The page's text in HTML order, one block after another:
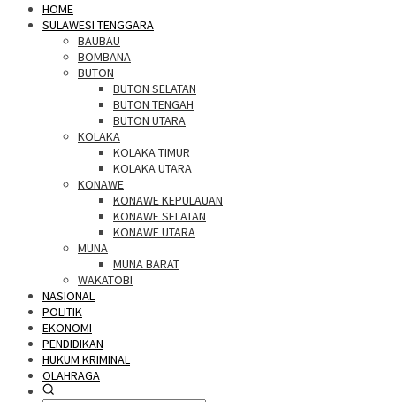
HOME
SULAWESI TENGGARA
BAUBAU
BOMBANA
BUTON
BUTON SELATAN
BUTON TENGAH
BUTON UTARA
KOLAKA
KOLAKA TIMUR
KOLAKA UTARA
KONAWE
KONAWE KEPULAUAN
KONAWE SELATAN
KONAWE UTARA
MUNA
MUNA BARAT
WAKATOBI
NASIONAL
POLITIK
EKONOMI
PENDIDIKAN
HUKUM KRIMINAL
OLAHRAGA